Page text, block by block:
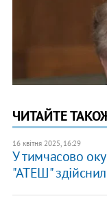
ЧИТАЙТЕ
16 квітня 2025, 16:29
У тимчасово
"АТЕШ"